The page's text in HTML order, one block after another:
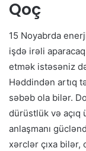
Qoç
15 Noyabrda
işdə irəli
etmək istəsəniz
Həddindən artıq
səbəb ola bilər.
dürüstlük və açıq
anlaşmanı
xərclər çıxa bilər,